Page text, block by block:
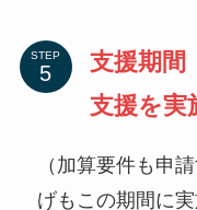
STEP
支援期間
支援を
（加算要件も申
げもこの期間に実